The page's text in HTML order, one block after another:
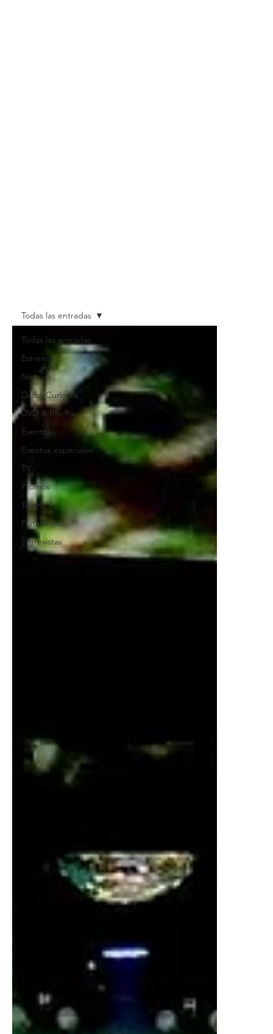
Todas las entradas
Estrenos
Noticias
Datos Curiosos
DVD & Blu-Ray
Eventos
Eventos especiales
TV
Promos
Teatro
Plataformas
Entrevistas
Todas las entradas